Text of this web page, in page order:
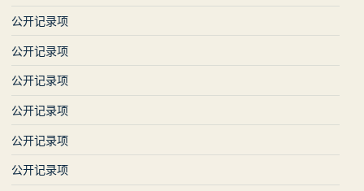
公开记录项
公开记录项
公开记录项
公开记录项
公开记录项
公开记录项